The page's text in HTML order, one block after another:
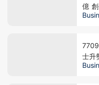
億
警告
7709
士升
拆解